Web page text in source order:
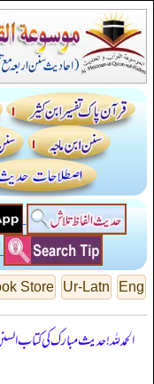
Eng
Ur-Latn
Store
الحمدللہ! حدیث مبارک کی کتاب